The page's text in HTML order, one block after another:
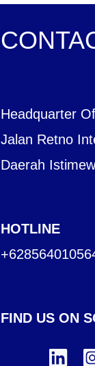
Headquarter
Jalan Retno
Daerah
HOTLINE
FIND US ON